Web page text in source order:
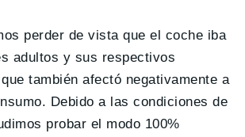
perder de vista que el coche iba
adultos y sus respectivos
también afectó negativamente a
Debido a las condiciones de
probar el modo 100%